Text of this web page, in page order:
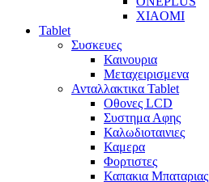
XIAOMI
Tablet
Συσκευες
Καινουρια
Μεταχειρισμενα
Ανταλλακτικα Tablet
Οθονες LCD
Συστημα Αφης
Καλωδιοταινιες
Καμερα
Φορτιστες
Καπακια Μπαταριας